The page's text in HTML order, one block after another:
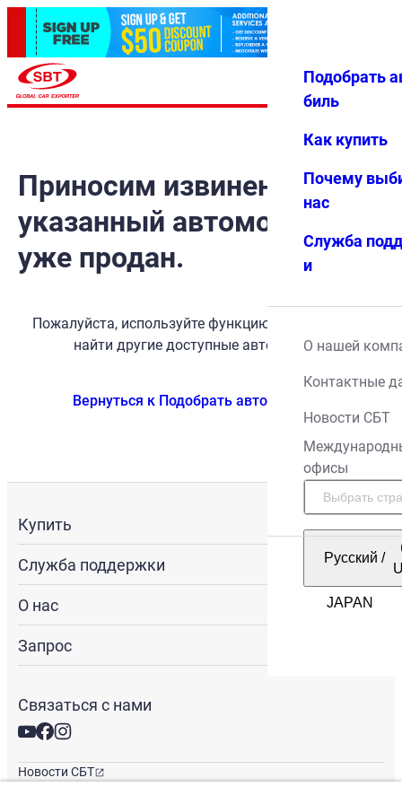
Избранн
Меню
Подобрать
биль
Как купить
Почему
нас
Служба
и
О нашей
Контактные
Новости СБТ
офисы
Русский /
Приносим извинения, но
указанный автомобиль
уже продан.
Пожалуйста, используйте функцию поиска, чтобы
найти другие доступные автомобили.
Вернуться к Подобрать автомобиль
Купить
Служба поддержки
О нас
Запрос
Связаться с нами
Новости СБТ